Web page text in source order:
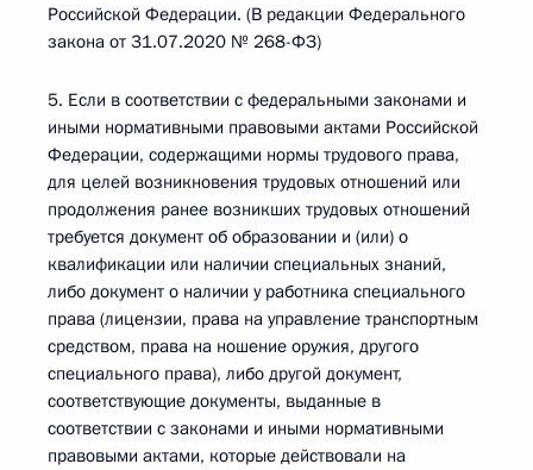
Российской Федерации. (В редакции Федерального
закона от 31.07.2020 № 268-ФЗ)
5. Если в соответствии с федеральными законами и
иными нормативными правовыми актами Российской
Федерации, содержащими нормы трудового права,
для целей возникновения трудовых отношений или
продолжения ранее возникших трудовых отношений
требуется документ об образовании и (или) о
квалификации или наличии специальных знаний,
либо документ о наличии у работника специального
права (лицензии, права на управление транспортным
средством, права на ношение оружия, другого
специального права), либо другой документ,
соответствующие документы, выданные в
соответствии с законами и иными нормативными
правовыми актами, которые действовали на